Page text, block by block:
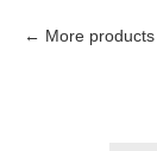
More products